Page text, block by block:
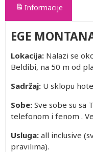
Informacije
EGE
Lokacija: Nalazi se
Beldibi, na 50 m od
Sadržaj: U sklopu
Sobe: Sve sobe su sa
telefonom i fenom .
Usluga: all inclusive
pravilima).